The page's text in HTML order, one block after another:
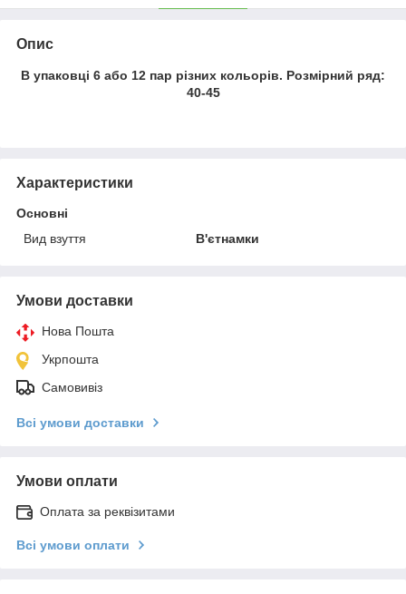
Опис
В упаковці 6 або 12 пар різних кольорів. Розмірний ряд:
40-45
Характеристики
Основні
Вид взуття
В'єтнамки
Умови доставки
Нова Пошта
Укрпошта
Самовивіз
Всі умови доставки
Умови оплати
Оплата за реквізитами
Всі умови оплати